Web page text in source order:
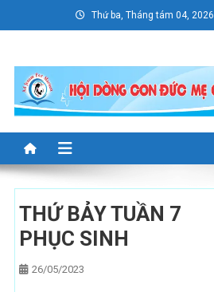
to
Thứ ba, Tháng tám 04, 2026
THỨ BẢY TUẦN 7
PHỤC SINH
26/05/2023